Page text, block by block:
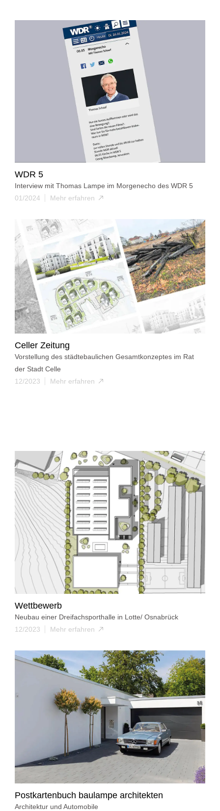
WDR 5
Interview mit Thomas Lampe im Morgenecho des WDR 5
01/2024
Mehr erfahren
Celler Zeitung
Vorstellung des städtebaulichen Gesamtkonzeptes im Rat
der Stadt Celle
12/2023
Mehr erfahren
Wettbewerb
Neubau einer Dreifachsporthalle in Lotte/ Osnabrück
12/2023
Mehr erfahren
Postkartenbuch baulampe architekten
Architektur und Automobile